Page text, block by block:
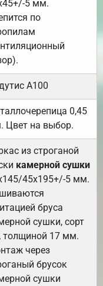
5 мм.
по
А100
0,45
Цвет на выбор.
из строганой
камерной сушки
45х195+/-5 мм.
бруса
сушки, сорт
толщиной 17 мм.
через
брусок
сушки